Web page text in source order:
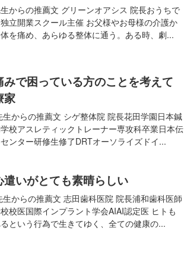
からの推薦文 グリーンオアシス 院長おうちで
立開業スクール主催 お父様やお母様の介護か
を痛め、あらゆる整体に通う。ある時、劇...
みで困っている方のことを考えて
家
生からの推薦文 シゲ整体院 院長花田学園日本鍼
校アスレティックトレーナー専攻科卒業日本伝
ンター研修生修了DRTオーソライズドイ...
遣いがとても素晴らしい
からの推薦文 志田歯科医院 院長浦和歯科医師
校医国際インプラント学会AIAI認定医 ヒトも
という行為で生きてゆく、全ての健康の...